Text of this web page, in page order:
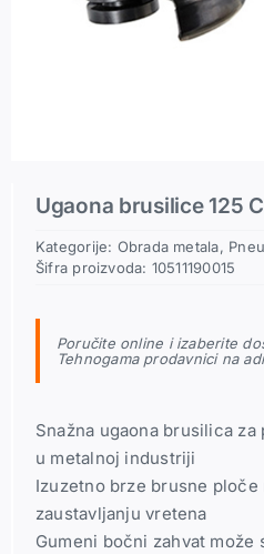
Ugaona brusilice 125
Kategorije: Obrada metala,
Šifra proizvoda: 10511190015
Poručite online i izaberite
Tehnogama prodavnici na
Snažna ugaona brusilica
u metalnoj industriji
Izuzetno brze brusne
zaustavljanju vretena
Gumeni bočni zahvat može